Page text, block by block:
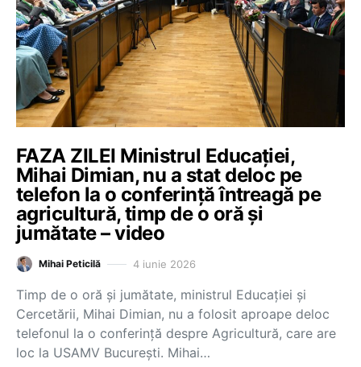
FAZA ZILEI Ministrul Educației,
Mihai Dimian, nu a stat deloc pe
telefon la o conferință întreagă pe
agricultură, timp de o oră și
jumătate – video
Mihai Peticilă 4 iunie 2026
Timp de o oră și jumătate, ministrul Educației și
Cercetării, Mihai Dimian, nu a folosit aproape deloc
telefonul la o conferință despre Agricultură, care are
loc la USAMV București. Mihai…